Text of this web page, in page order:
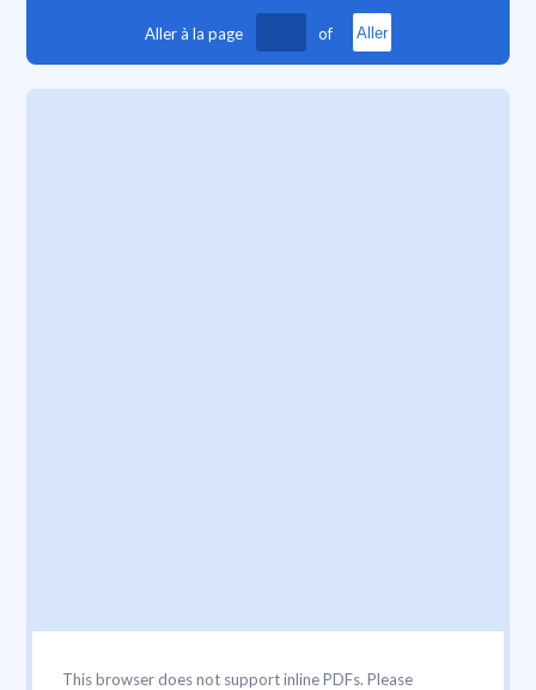
Aller à la page of Aller
This browser does not support inline PDFs. Please